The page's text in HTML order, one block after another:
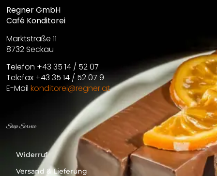
Regner GmbH
Café Konditorei
Marktstraße 11
8732 Seckau
Telefon +43 35 14 / 52 07
Telefax +43 35 14 / 52 07 9
E-Mail konditorei@regner.at
Shop Service
Widerruf
Versand & Lieferung